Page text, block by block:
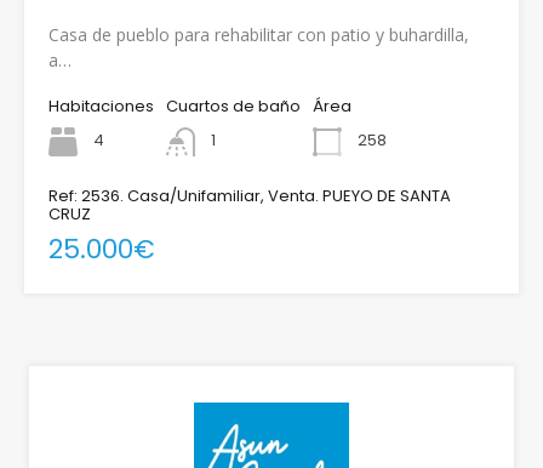
Casa de pueblo para rehabilitar con patio y buhardilla,
a…
Habitaciones
4
Cuartos de baño
1
Área
258
Ref: 2536. Casa/Unifamiliar, Venta. PUEYO DE SANTA
CRUZ
25.000€